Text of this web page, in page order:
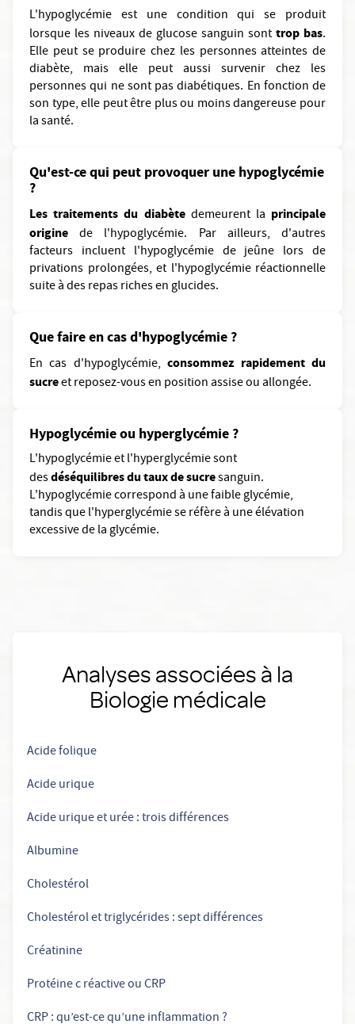
L'hypoglycémie est une condition qui se produit
lorsque les niveaux de glucose sanguin sont trop bas.
Elle peut se produire chez les personnes atteintes de
diabète, mais elle peut aussi survenir chez les
personnes qui ne sont pas diabétiques. En fonction de
son type, elle peut être plus ou moins dangereuse pour
la santé.
Qu'est-ce qui peut provoquer une hypoglycémie
?
Les traitements du diabètedemeurent la principale
originede l'hypoglycémie. Par ailleurs, d'autres
facteurs incluent l'hypoglycémie de jeûne lors de
privations prolongées, et l'hypoglycémie réactionnelle
suite à des repas riches en glucides.
Que faire en cas d'hypoglycémie ?
En cas d'hypoglycémie,consommez rapidement du
sucreet reposez-vous en position assise ou allongée.
Hypoglycémie ou hyperglycémie ?
L'hypoglycémie et l'hyperglycémie sont
desdéséquilibres du taux de sucresanguin.
L'hypoglycémie correspond à une faible glycémie,
tandis que l'hyperglycémie se réfère à une élévation
excessive de la glycémie.
Analyses associées à la
Biologie médicale
Acide folique
Acide urique
Acide urique et urée : trois différences
Albumine
Cholestérol
Cholestérol et triglycérides : sept différences
Créatinine
Protéine c réactive ou CRP
CRP : qu’est-ce qu’une inflammation ?